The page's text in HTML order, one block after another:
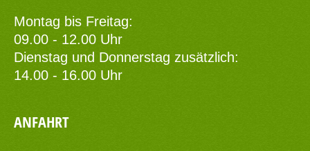
Montag bis Freitag:
09.00 - 12.00 Uhr
Dienstag und Donnerstag zusätzlich:
14.00 - 16.00 Uhr
ANFAHRT